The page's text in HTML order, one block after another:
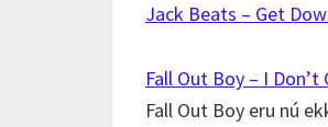
Jack Beats – Get
Fall Out Boy – I
Fall Out Boy eru nú